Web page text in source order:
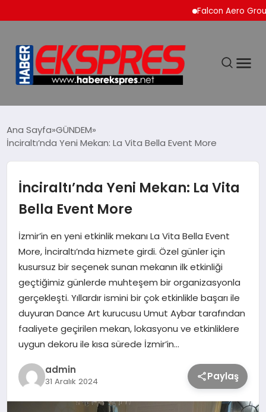
Falcon Aero Group,
SİYASET
SPOR
YAŞAM
TEKNOLOJİ
SAĞLIK
MAGAZİN
EĞİTİM
Ana Sayfa GÜNDEM
İnciraltı’nda Yeni Mekan: La Vita Bella Event More
İnciraltı’nda Yeni Mekan: La Vita
Bella Event More
İzmir’in en yeni etkinlik mekanı La Vita Bella Event
More, İnciraltı’nda hizmete girdi. Özel günler için
kusursuz bir seçenek sunan mekanın ilk etkinliği
geçtiğimiz günlerde muhteşem bir organizasyonla
gerçekleşti. Yıllardır ismini bir çok etkinlikle başarı ile
duyuran Dance Art kurucusu Umut Aybar tarafından
faaliyete geçirilen mekan, lokasyonu ve etkinliklere
uygun dekoru ile kısa sürede İzmir’in…
admin
31 Aralık 2024 Paylaş